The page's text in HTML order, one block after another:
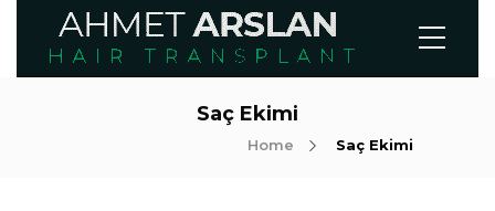
Saç Ekimi
Home Saç Ekimi